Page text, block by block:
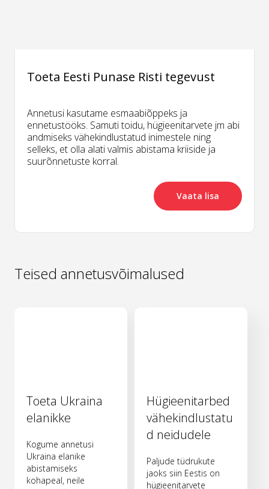
Toeta Eesti Punase Risti tegevust
Annetusi kasutame esmaabiõppeks ja
ennetustööks. Samuti toidu, hügieenitarvete jm abi
andmiseks vähekindlustatud inimestele ning
selleks, et olla alati valmis abistama kriiside ja
suurõnnetuste korral.
Vaata lisa
Teised annetusvõimalused
Toeta Ukraina
elanikke
Kogume annetusi
Ukraina elanike
abistamiseks
kohapeal, neile
Hügieenitarbed
vähekindlustatu
d neidudele
Paljude tüdrukute
jaoks siin Eestis on
hügieenitarvete